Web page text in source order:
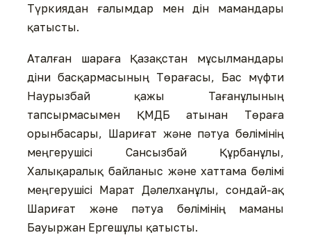
Түркиядан ғалымдар мен дін мамандары
қатысты.
Аталған шараға Қазақстан мұсылмандары
діни басқармасының Төрағасы, Бас мүфти
Наурызбай қажы Тағанұлының
тапсырмасымен ҚМДБ атынан Төраға
орынбасары, Шариғат және пәтуа бөлімінің
меңгерушісі Сансызбай Құрбанұлы,
Халықаралық байланыс және хаттама бөлімі
меңгерушісі Марат Дәлелханұлы, сондай-ақ
Шариғат және пәтуа бөлімінің маманы
Бауыржан Ергешұлы қатысты.